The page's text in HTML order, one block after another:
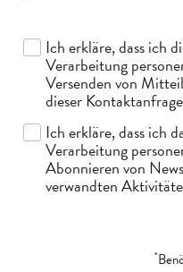
Ich erkläre, dass ich
Verarbeitung
Versenden von
dieser
Ich erkläre, dass ich
Verarbeitung
Abonnieren von
verwandten
*